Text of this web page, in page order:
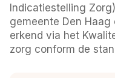
Indicatiestelling
gemeente Den
erkend via het
zorg conform de